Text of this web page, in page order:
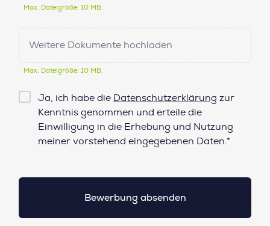
Max. Dateigröße: 10 MB.
Weitere Dokumente hochladen
Max. Dateigröße: 10 MB.
Checkbox
Datenschutz*
Ja, ich habe die Datenschutzerklärung zur
Kenntnis genommen und erteile die
Einwilligung in die Erhebung und Nutzung
meiner vorstehend eingegebenen Daten.*